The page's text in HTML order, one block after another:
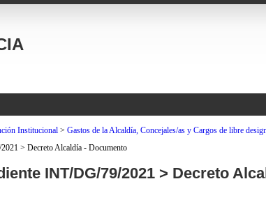
Institucional > Gastos de la Alcaldía, Concejales/as y Cargos de libre
> Decreto Alcaldía - Documento
INT/DG/79/2021 > Decreto